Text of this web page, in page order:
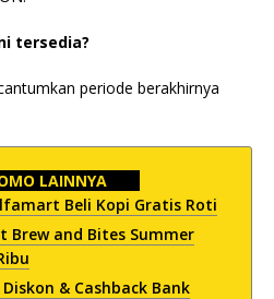
tersedia?
periode berakhirnya
LAINNYA
Beli Kopi Gratis Roti
Brew and Bites Summer
& Cashback Bank